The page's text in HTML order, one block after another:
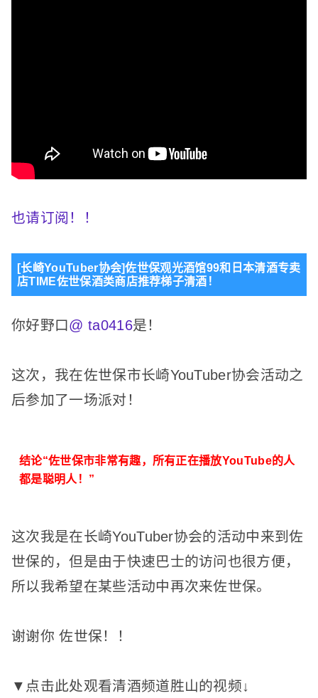
也请订阅！ ！
[长崎YouTuber协会]佐世保观光酒馆99和日本清酒专卖
店TIME佐世保酒类商店推荐梯子清酒！
你好野口@ ta0416是！
这次，我在佐世保市长崎YouTuber协会活动之
后参加了一场派对！
结论“佐世保市非常有趣，所有正在播放YouTube的人
都是聪明人！”
这次我是在长崎YouTuber协会的活动中来到佐
世保的，但是由于快速巴士的访问也很方便，
所以我希望在某些活动中再次来佐世保。
谢谢你佐世保！ ！
▼点击此处观看清酒频道胜山的视频↓